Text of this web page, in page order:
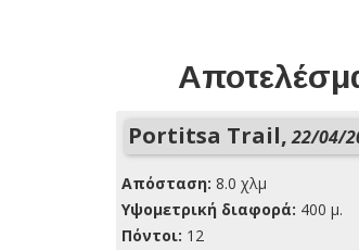
Portitsa Trail,22/04/
Απόσταση: 8.0 χλμ
Yψομετρική διαφορά: 400 μ.
Πόντοι: 12